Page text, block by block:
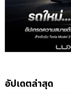
อัปเดตล่าสุด